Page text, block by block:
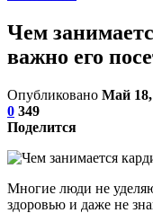
Чем
важно его
Опубликовано Май 18,
0 349
Поделится
Многие люди не
здоровью и даже не